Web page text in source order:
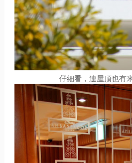
仔細看，連屋頂也有